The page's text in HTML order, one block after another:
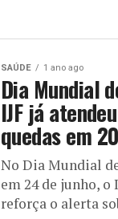
SAÚDE 1 ano ago
Dia Mundial
IJF já
quedas em
No Dia Mundial
em 24 de junho,
reforça o alerta